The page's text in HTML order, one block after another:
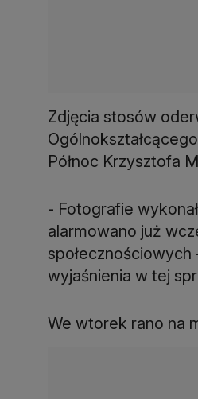
Zdjęcia stosów
Północ Krzysztofa
- Fotografie
alarmowano już
wyjaśnienia w tej
We wtorek rano na